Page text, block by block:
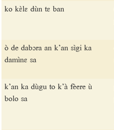
ko kɛ̀lɛ dùn tɛ ban
ò de dabɔra an k’an sìgi ka
damìnɛ sa
k’an ka dùgu to k’à fèere ù
bolo sa